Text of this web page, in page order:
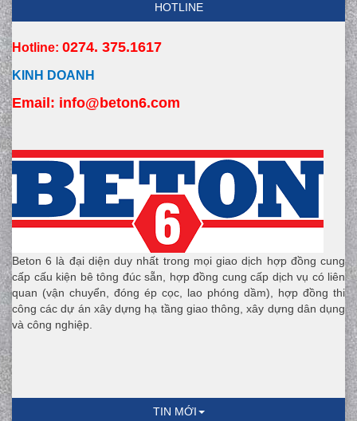
HOTLINE
Hotline: 0274. 375.1617
KINH DOANH
Email: info@beton6.com
Beton 6 là đại diện duy nhất trong mọi giao dịch hợp đồng cung
cấp cấu kiện bê tông đúc sẵn, hợp đồng cung cấp dịch vụ có liên
quan (vận chuyển, đóng ép cọc, lao phóng dầm), hợp đồng thi
công các dự án xây dựng hạ tầng giao thông, xây dựng dân dụng
và công nghiệp.
TIN MỚI